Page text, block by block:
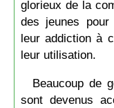
glorieux de la
des jeunes
leur addiction à
leur utilisation.
Beaucoup de
sont devenus